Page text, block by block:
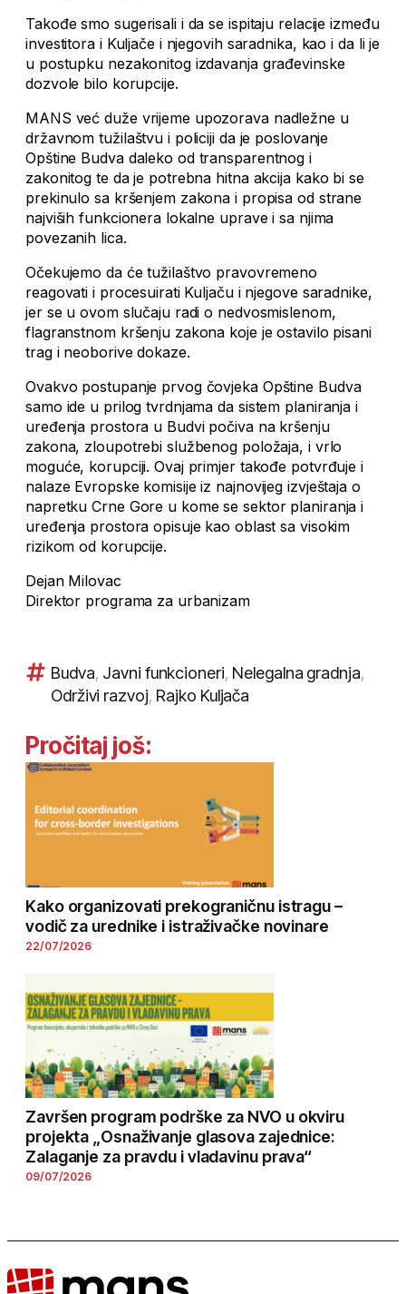
Takođe smo sugerisali i da se ispitaju relacije između
investitora i Kuljače i njegovih saradnika, kao i da li je
u postupku nezakonitog izdavanja građevinske
dozvole bilo korupcije.
MANS već duže vrijeme upozorava nadležne u
državnom tužilaštvu i policiji da je poslovanje
Opštine Budva daleko od transparentnog i
zakonitog te da je potrebna hitna akcija kako bi se
prekinulo sa kršenjem zakona i propisa od strane
najviših funkcionera lokalne uprave i sa njima
povezanih lica.
Očekujemo da će tužilaštvo pravovremeno
reagovati i procesuirati Kuljaču i njegove saradnike,
jer se u ovom slučaju radi o nedvosmislenom,
flagranstnom kršenju zakona koje je ostavilo pisani
trag i neoborive dokaze.
Ovakvo postupanje prvog čovjeka Opštine Budva
samo ide u prilog tvrdnjama da sistem planiranja i
uređenja prostora u Budvi počiva na kršenju
zakona, zloupotrebi službenog položaja, i vrlo
moguće, korupciji. Ovaj primjer takođe potvrđuje i
nalaze Evropske komisije iz najnovijeg izvještaja o
napretku Crne Gore u kome se sektor planiranja i
uređenja prostora opisuje kao oblast sa visokim
rizikom od korupcije.
Dejan Milovac
Direktor programa za urbanizam
Budva, Javni funkcioneri, Nelegalna gradnja,
Održivi razvoj, Rajko Kuljača
Pročitaj još:
Kako organizovati prekograničnu istragu –
vodič za urednike i istraživačke novinare
22/07/2026
Završen program podrške za NVO u okviru
projekta „Osnaživanje glasova zajednice:
Zalaganje za pravdu i vladavinu prava“
09/07/2026